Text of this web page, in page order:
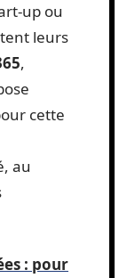
up ou
leurs
,
cette
au
: pour